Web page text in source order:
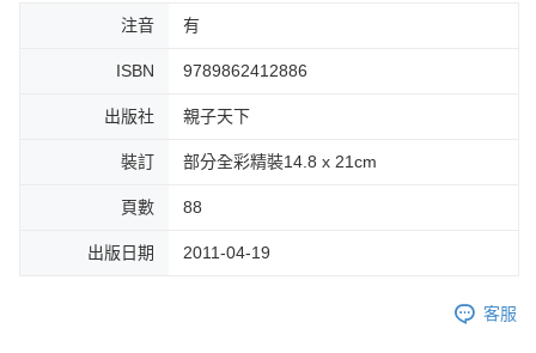
注音 有
ISBN 9789862412886
出版社 親子天下
裝訂 部分全彩精裝14.8 x 21cm
頁數 88
出版日期 2011-04-19
客服